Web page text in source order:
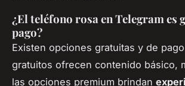
¿El teléfono rosa en Telegram es
pago?
Existen opciones gratuitas y de
gratuitos ofrecen contenido básico,
las opciones premium brindan